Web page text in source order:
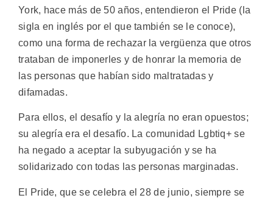
York, hace más de 50 años, entendieron el Pride (la
sigla en inglés por el que también se le conoce),
como una forma de rechazar la vergüenza que otros
trataban de imponerles y de honrar la memoria de
las personas que habían sido maltratadas y
difamadas.
Para ellos, el desafío y la alegría no eran opuestos;
su alegría era el desafío. La comunidad Lgbtiq+ se
ha negado a aceptar la subyugación y se ha
solidarizado con todas las personas marginadas.
El Pride, que se celebra el 28 de junio, siempre se